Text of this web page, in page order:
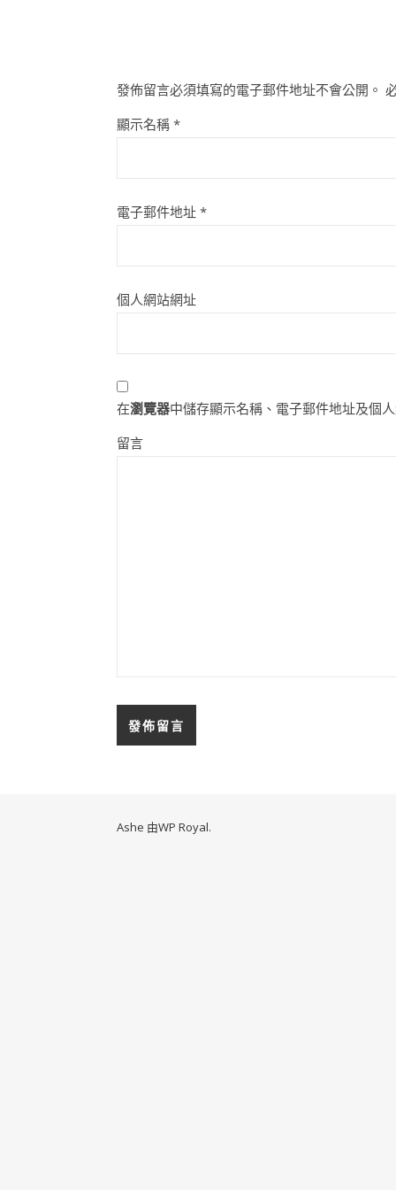
發佈留言必須填寫的電子郵件地址不會公開。
顯示名稱 *
電子郵件地址 *
個人網站網址
在瀏覽器中儲存顯示名稱、電子郵件地址及個
留言
Ashe 由WP Royal.